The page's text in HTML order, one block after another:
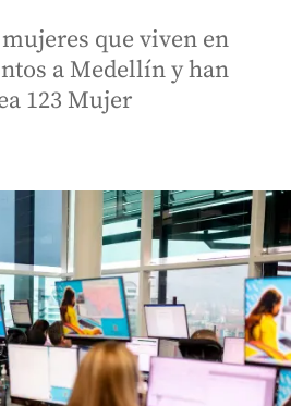
que viven en
a Medellín y han
123 Mujer